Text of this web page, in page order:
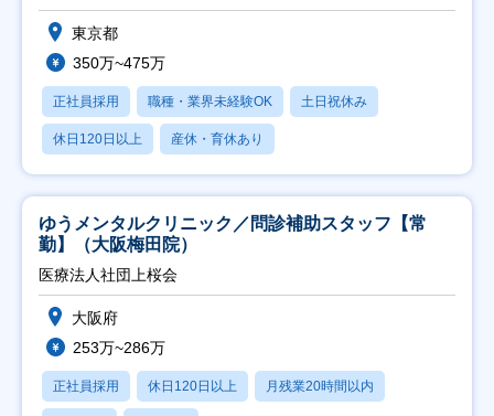
東京都
350万~475万
正社員採用 職種・業界未経験OK 土日祝休み
休日120日以上 産休・育休あり
ゆうメンタルクリニック／問診補助スタッフ【常
勤】（大阪梅田院）
医療法人社団上桜会
大阪府
253万~286万
正社員採用 休日120日以上 月残業20時間以内